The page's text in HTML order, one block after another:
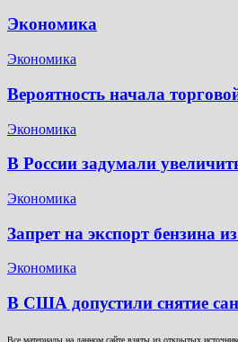
Экономика
Экономика
Вероятность начала
Экономика
В России задумали
Экономика
Запрет на экспорт бензина
Экономика
В США допустили снятие
Все материалы на данном сайте взяты из открытых